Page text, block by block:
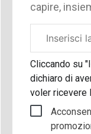
capire,
aziendale
Cliccando su
dichiaro di
voler ricevere